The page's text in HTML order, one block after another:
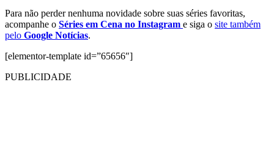
Para não perder nenhuma novidade sobre suas séries favoritas,
acompanhe o Séries em Cena no Instagram e siga o site também
pelo Google Notícias.
[elementor-template id=”65656″]
PUBLICIDADE